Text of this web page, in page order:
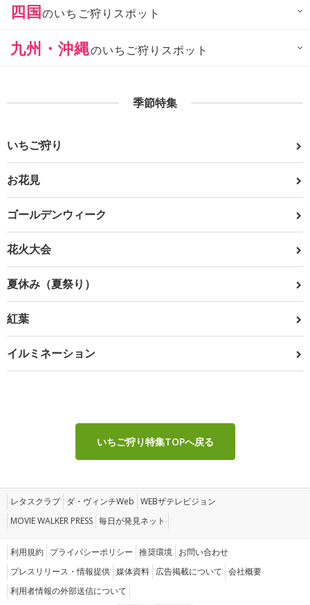
四国のいちご狩りスポット
九州・沖縄のいちご狩りスポット
季節特集
いちご狩り
お花見
ゴールデンウィーク
花火大会
夏休み（夏祭り）
紅葉
イルミネーション
いちご狩り特集TOPへ戻る
レタスクラブ ダ・ヴィンチWeb WEBザテレビジョン
MOVIE WALKER PRESS 毎日が発見ネット
利用規約 プライバシーポリシー 推奨環境 お問い合わせ
プレスリリース・情報提供 媒体資料 広告掲載について 会社概要
利用者情報の外部送信について